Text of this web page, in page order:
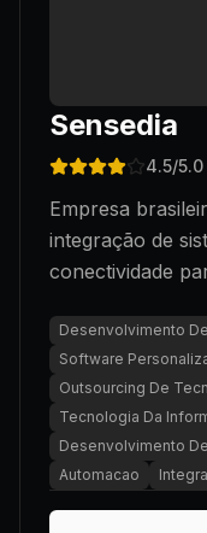
Sensedia
4.5/5.0
Empresa
integração de
conectividade
Desenvolvimento
Software
Outsourcing De
Tecnologia Da
Desenvolvimento
Automacao